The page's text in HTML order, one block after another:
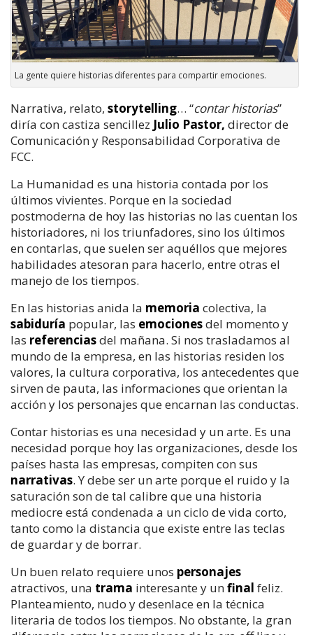
La gente quiere historias diferentes para compartir emociones.
Narrativa, relato, storytelling… “contar historias”
diría con castiza sencillez Julio Pastor, director de
Comunicación y Responsabilidad Corporativa de
FCC.
La Humanidad es una historia contada por los
últimos vivientes. Porque en la sociedad
postmoderna de hoy las historias no las cuentan los
historiadores, ni los triunfadores, sino los últimos
en contarlas, que suelen ser aquéllos que mejores
habilidades atesoran para hacerlo, entre otras el
manejo de los tiempos.
En las historias anida la memoria colectiva, la
sabiduría popular, las emocionesdel momento y
las referenciasdel mañana. Si nos trasladamos al
mundo de la empresa, en las historias residen los
valores, la cultura corporativa, los antecedentes que
sirven de pauta, las informaciones que orientan la
acción y los personajes que encarnan las conductas.
Contar historias es una necesidad y un arte. Es una
necesidad porque hoy las organizaciones, desde los
países hasta las empresas, compiten con sus
narrativas. Y debe ser un arte porque el ruido y la
saturación son de tal calibre que una historia
mediocre está condenada a un ciclo de vida corto,
tanto como la distancia que existe entre las teclas
de guardar y de borrar.
Un buen relato requiere unos personajes
atractivos, una trama interesante y unfinal feliz.
Planteamiento, nudo y desenlace en la técnica
literaria de todos los tiempos. No obstante, la gran